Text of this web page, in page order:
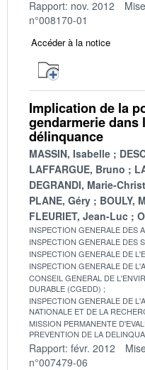
Rapport: nov. 2012
n°008170-01
Accéder à la notice
Implication de la
gendarmerie dans
délinquance
MASSIN, Isabelle
LAFFARGUE, Bruno
DEGRANDI, Marie-
PLANE, Géry
BOULY,
FLEURIET, Jean-Luc
INSPECTION GENERALE DES
INSPECTION GENERALE DES
INSPECTION GENERALE DE
INSPECTION GENERALE DE
CONSEIL GENERAL DE
DURABLE (CGEDD)
INSPECTION GENERALE DE
NATIONALE ET DE LA
MISSION PERMANENTE
PREVENTION DE LA
Rapport: févr. 2012
n°007479-06